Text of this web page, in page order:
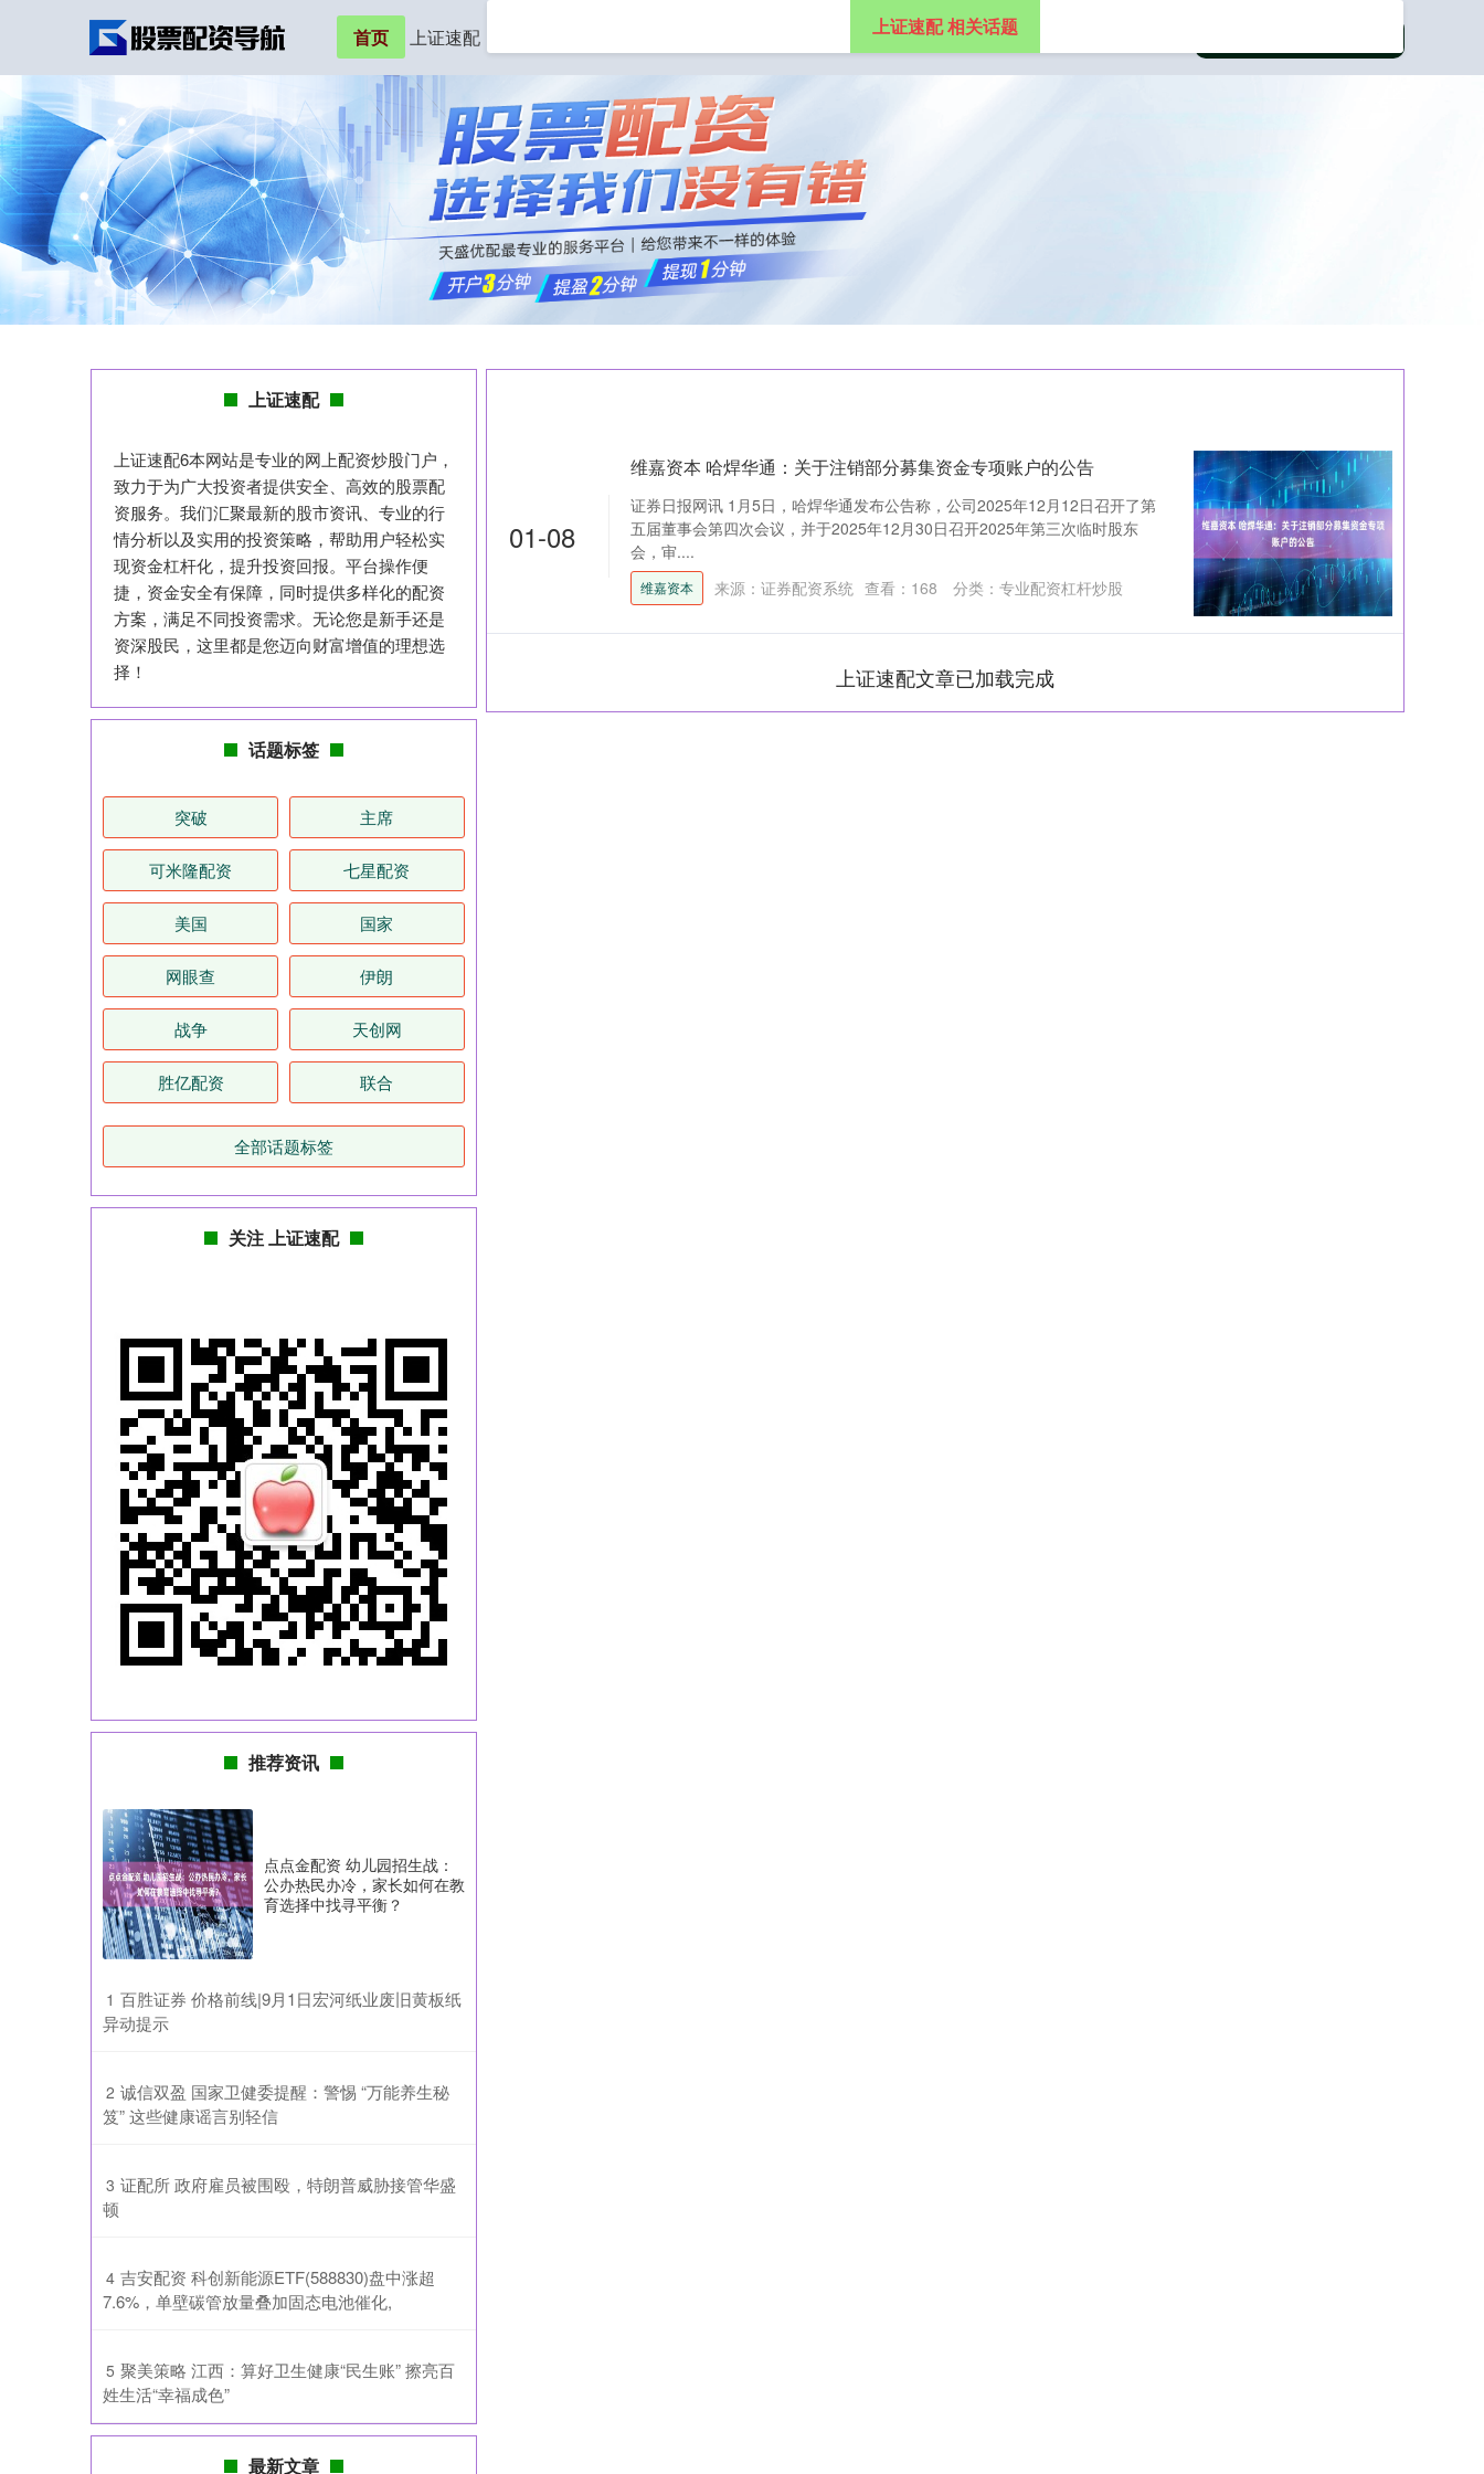
首页 上证速配 专业杠杆配资开户上证速配 相关话题
01-08
维嘉资本 哈焊华通：关于注销部分募集资金专项账户的公告
证券日报网讯 1月5日，哈焊华通发布公告称，公司2025年12月12日召开了第
五届董事会第四次会议，并于2025年12月30日召开2025年第三次临时股东
会，审....
维嘉资本 来源：证券配资系统 查看： 168 分类： 专业配资杠杆炒股
上证速配文章已加载完成
上证速配
上证速配6本网站是专业的网上配资炒股门户，
致力于为广大投资者提供安全、高效的股票配
资服务。我们汇聚最新的股市资讯、专业的行
情分析以及实用的投资策略，帮助用户轻松实
现资金杠杆化，提升投资回报。平台操作便
捷，资金安全有保障，同时提供多样化的配资
方案，满足不同投资需求。无论您是新手还是
资深股民，这里都是您迈向财富增值的理想选
择！
话题标签
突破 主席
可米隆配资 七星配资
美国 国家
网眼查 伊朗
战争 天创网
胜亿配资 联合
全部话题标签
关注 上证速配
推荐资讯
点点金配资 幼儿园招生战：
公办热民办冷，家长如何在教
育选择中找寻平衡？
1 ​百胜证券 价格前线|9月1日宏河纸业废旧黄板纸
异动提示
2 ​诚信双盈 国家卫健委提醒：警惕 “万能养生秘
笈” 这些健康谣言别轻信
3 ​证配所 政府雇员被围殴，特朗普威胁接管华盛
顿
4 ​吉安配资 科创新能源ETF(588830)盘中涨超
7.6%，单壁碳管放量叠加固态电池催化,
5 ​聚美策略 江西：算好卫生健康“民生账” 擦亮百
姓生活“幸福成色”
最新文章